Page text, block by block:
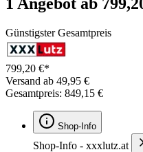
Günstigster Gesamtpreis
799,20 €*
Versand ab 49,95 €
Gesamtpreis: 849,15 €
Shop-Info
Shop-Info - xxxlutz.at